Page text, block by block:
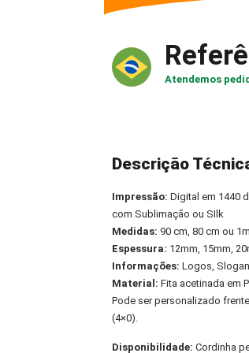
Atendemos
Descrição
Impressão: Digital em 1440
com Sublimação ou SIlk
Medidas: 90 cm, 80 cm ou
Espessura: 12mm, 15mm,
Informações:Logos,
Material: Fita acetinada em
Pode ser personalizado
(4×0).
Disponibilidade:Cordinha